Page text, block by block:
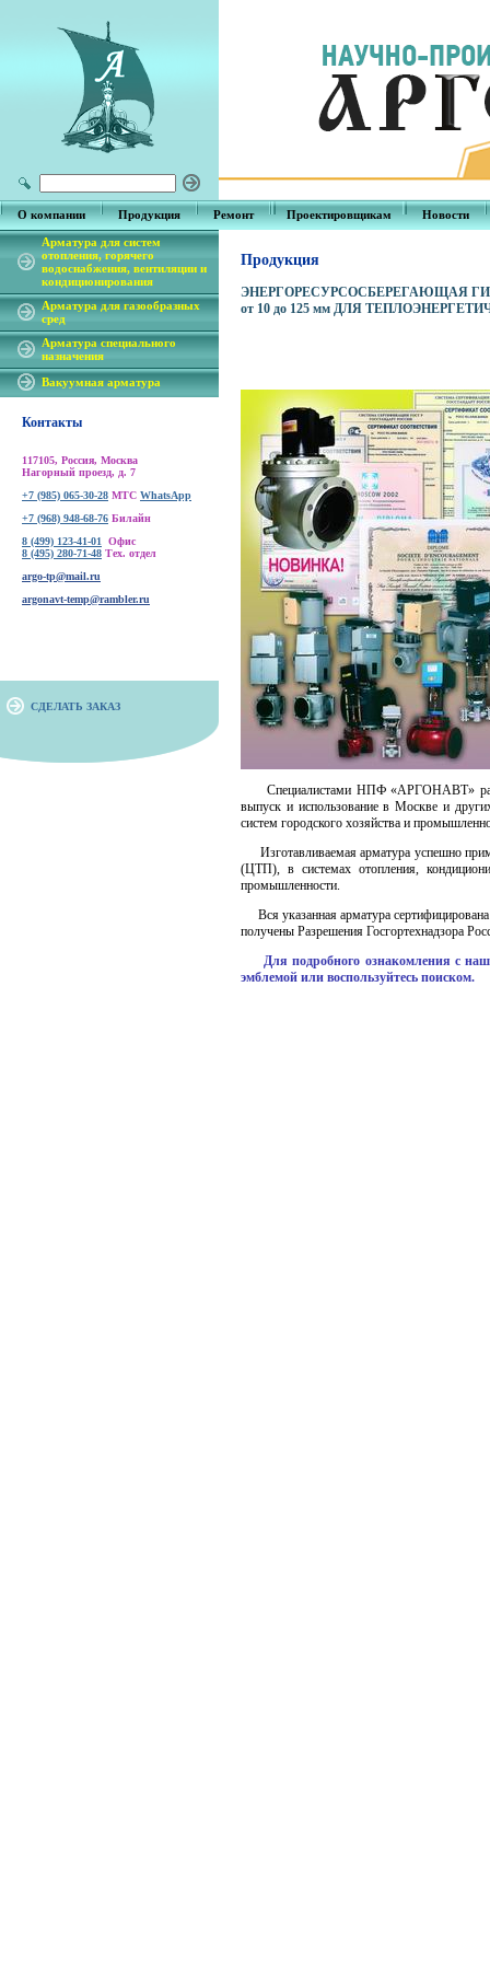
О компании Продукция Ремонт Проектировщикам Новости
Арматура для систем
отопления, горячего
водоснабжения, вентиляции и
кондиционирования
Арматура для газообразных
сред
Арматура специального
назначения
Вакуумная арматура
Контакты
117105, Россия, Москва
Нагорный проезд, д. 7
+7 (985) 065-30-28 МТС WhatsApp
+7 (968) 948-68-76 Билайн
8 (499) 123-41-01 Офис
8 (495) 280-71-48 Тех. отдел
argo-tp@mail.ru
argonavt-temp@rambler.ru
СДЕЛАТЬ ЗАКАЗ
Продукция
ЭНЕРГОРЕСУРСОСБЕРЕГАЮЩАЯ
от 10 до 125 мм ДЛЯ
Специалистами НПФ «АРГОНАВТ»
выпуск и использование в Москве и
систем городского хозяйства и
Изготавливаемая арматура успешно
(ЦТП), в системах отопления,
промышленности.
Вся указанная арматура
получены Разрешения Госгортехнадзора
Для подробного ознакомления с
эмблемой или воспользуйтесь поиском.